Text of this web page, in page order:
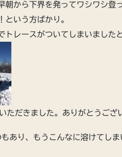
から下界を発ってワシワシ登
という方ばかり。
レースがついてしまいましたと
ただきました。ありがとうござ
り、もうこんなに溶けてしま